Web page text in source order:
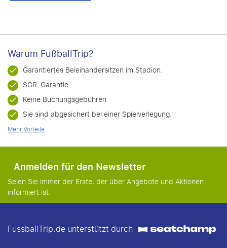
Warum FußballTrip?
Garantiertes Beieinandersitzen im Stadion.
SGR-Garantie
Keine Buchungsgebühren
Sie sind abgesichert bei einer Spielverlegung.
Mehr Vorteile
Anmelden für den Newsletter
Seien Sie immer der Erste, der über Angebote und Aktionen
informiert ist.
FussballTrip.de unterstützt durch